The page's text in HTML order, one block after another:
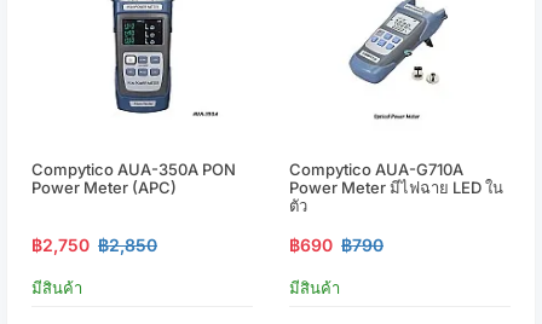
Compytico AUA-350A PON
Power Meter (APC)
฿2,750 ฿2,850
มีสินค้า
Compytico AUA-G710A
Power Meter มีไฟฉาย LED ใน
ตัว
฿690 ฿790
มีสินค้า